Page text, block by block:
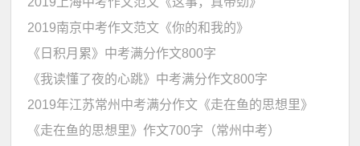
2019南京中考作文范文《你的和我的》
《日积月累》中考满分作文800字
《我读懂了夜的心跳》中考满分作文800字
2019年江苏常州中考满分作文《走在鱼的思想里》
《走在鱼的思想里》作文700字（常州中考）